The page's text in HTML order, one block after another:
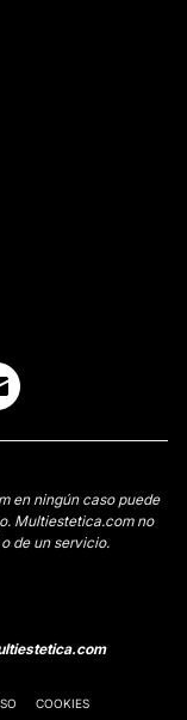
en ningún caso puede
Multiestetica.com no
de un servicio.
COOKIES